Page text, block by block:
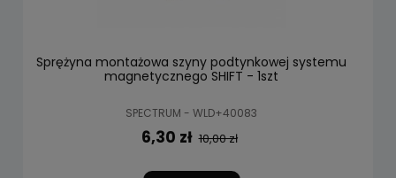
Sprężyna montażowa szyny podtynkowej systemu
magnetycznego SHIFT - 1szt
SPECTRUM - WLD+40083
6,30 zł 10,00 zł